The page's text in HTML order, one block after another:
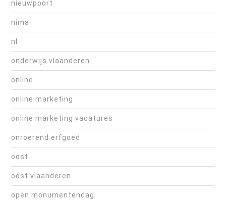
nieuwpoort
nima
nl
onderwijs vlaanderen
online
online marketing
online marketing vacatures
onroerend erfgoed
oost
oost vlaanderen
open monumentendag